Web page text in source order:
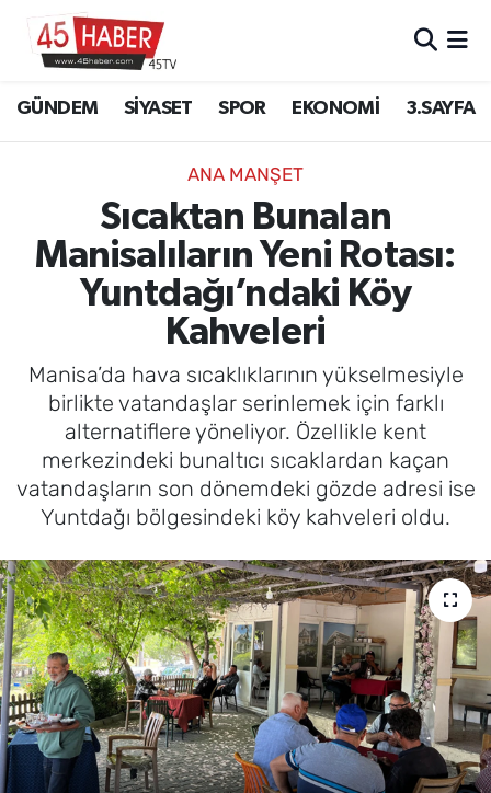
GÜNDEM SİYASET SPOR EKONOMİ 3.SAYFA
ANA MANŞET
Sıcaktan Bunalan
Manisalıların Yeni Rotası:
Yuntdağı’ndaki Köy
Kahveleri
Manisa’da hava sıcaklıklarının yükselmesiyle
birlikte vatandaşlar serinlemek için farklı
alternatiflere yöneliyor. Özellikle kent
merkezindeki bunaltıcı sıcaklardan kaçan
vatandaşların son dönemdeki gözde adresi ise
Yuntdağı bölgesindeki köy kahveleri oldu.
SİYASET
EKONOMİ
3.SAYFA
EĞİTİM
SAĞLIK
YAŞAM
MAGAZİN
Manisa Hava Durumu
Manisa Trafik Yoğunluk Haritası
Süper Lig Puan Durumu ve Fikstür
Tüm Manşetler
Son Dakika Haberleri
Haber Arşivi